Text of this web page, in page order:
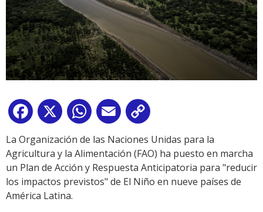
Facebook
X WhatsApp
Email
Link
La Organización de las Naciones Unidas para la
Agricultura y la Alimentación (FAO) ha puesto en marcha
un Plan de Acción y Respuesta Anticipatoria para "reducir
los impactos previstos" de El Niño en nueve países de
América Latina.